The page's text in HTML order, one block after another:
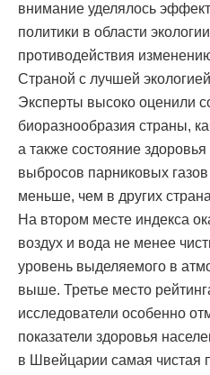
внимание уделялось
политики в области
противодействия
Страной с лучшей
Эксперты высоко оценили
биоразнообразия страны,
а также состояние
выбросов парниковых
меньше, чем в других
На втором месте индекса
воздух и вода не менее
уровень выделяемого в
выше. Третье место
исследователи особенно
показатели здоровья
в Швейцарии самая чистая